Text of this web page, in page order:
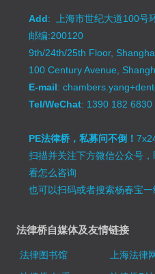
Add: 上海市世纪大道100号
邮编:200120
9th/24th/25th Floor,
100 Century Avenue,
E-mail:
Tel/WeChat: 1390 182 6830
PE法律桥，私募问不倒！
扫描并关注下方微信公众号，
看怎么咨询
也可以扫码或者搜索杨春宝
法律桥自媒体及友情链接
法律图书馆 上海法律